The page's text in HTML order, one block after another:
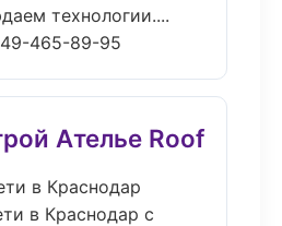
технологии....
465-89-95
Ателье Roof
в Краснодар
в Краснодар с